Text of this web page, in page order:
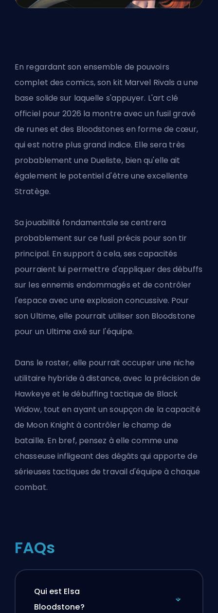
En regardant son ensemble de pouvoirs
complet des comics, son kit Marvel Rivals a une
base solide sur laquelle s'appuyer. L'art clé
officiel pour 2026 la montre avec un fusil gravé
de runes et des Bloodstones en forme de cœur,
qui est notre plus grand indice. Elle sera très
probablement une Dueliste, bien qu'elle ait
également le potentiel d'être une excellente
Stratège.
Sa jouabilité fondamentale se centrera
probablement sur ce fusil précis pour son tir
principal. En support à cela, ses capacités
pourraient lui permettre d'appliquer des débuffs
sur les ennemis endommagés et de contrôler
l'espace avec une explosion concussive. Pour
son Ultime, elle pourrait utiliser son Bloodstone
pour un Ultime axé sur l'équipe.
Dans le roster, elle pourrait occuper une niche
utilitaire hybride à distance, avec la précision de
Hawkeye et le débuffing tactique de Black
Widow, tout en ayant un soupçon de la capacité
de Moon Knight à contrôler le champ de
bataille. En bref, pensez à elle comme une
chasseuse infligeant des dégâts qui apporte de
sérieuses tactiques de travail d'équipe à chaque
combat.
FAQs
Qui est Elsa
Bloodstone?